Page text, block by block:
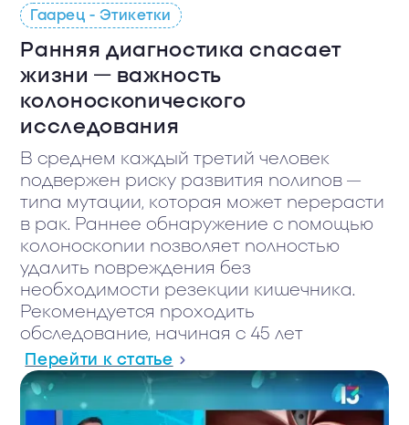
Гаарец - Этикетки
Ранняя диагностика спасает
жизни — важность
колоноскопического
исследования
В среднем каждый третий человек
подвержен риску развития полипов —
типа мутации, которая может перерасти
в рак. Раннее обнаружение с помощью
колоноскопии позволяет полностью
удалить повреждения без
необходимости резекции кишечника.
Рекомендуется проходить
обследование, начиная с 45 лет
Перейти к статье